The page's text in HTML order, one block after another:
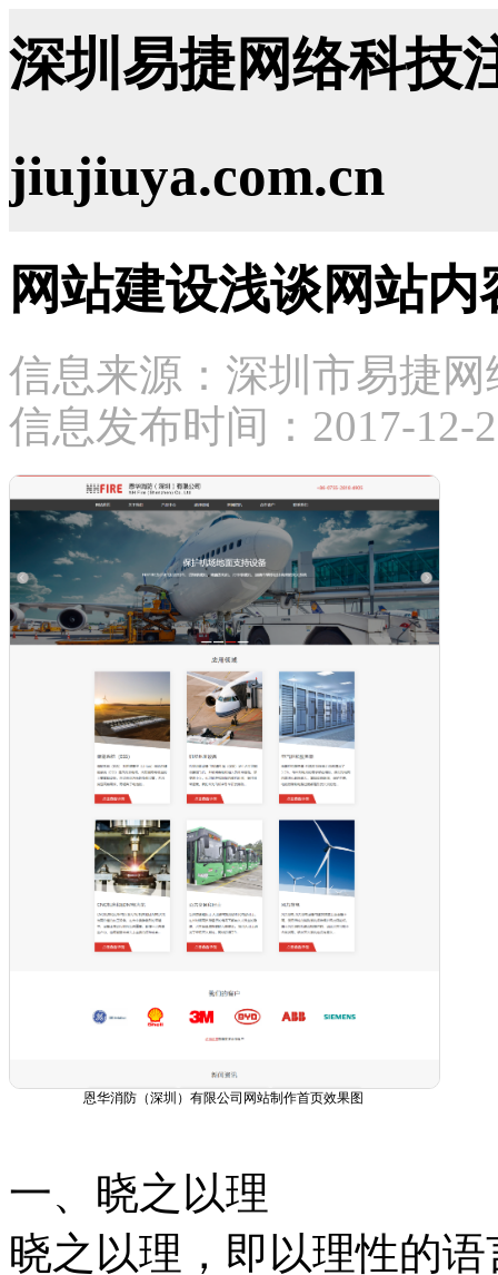
深圳易捷网络科技
jiujiuya.com.cn
网站建设浅谈网站
信息来源：深圳市易捷
信息发布时间：2017-12-
恩华消防（深圳）有限公司网站制作首页效果图
一、晓之以理
晓之以理，即以理性的